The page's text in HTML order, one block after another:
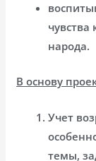
народа.
В основу
Учет
темы,